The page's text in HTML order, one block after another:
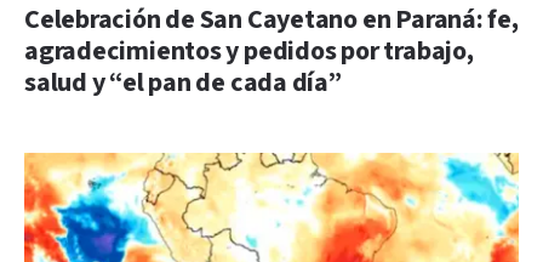
Celebración de San Cayetano en Paraná: fe,
agradecimientos y pedidos por trabajo,
salud y “el pan de cada día”